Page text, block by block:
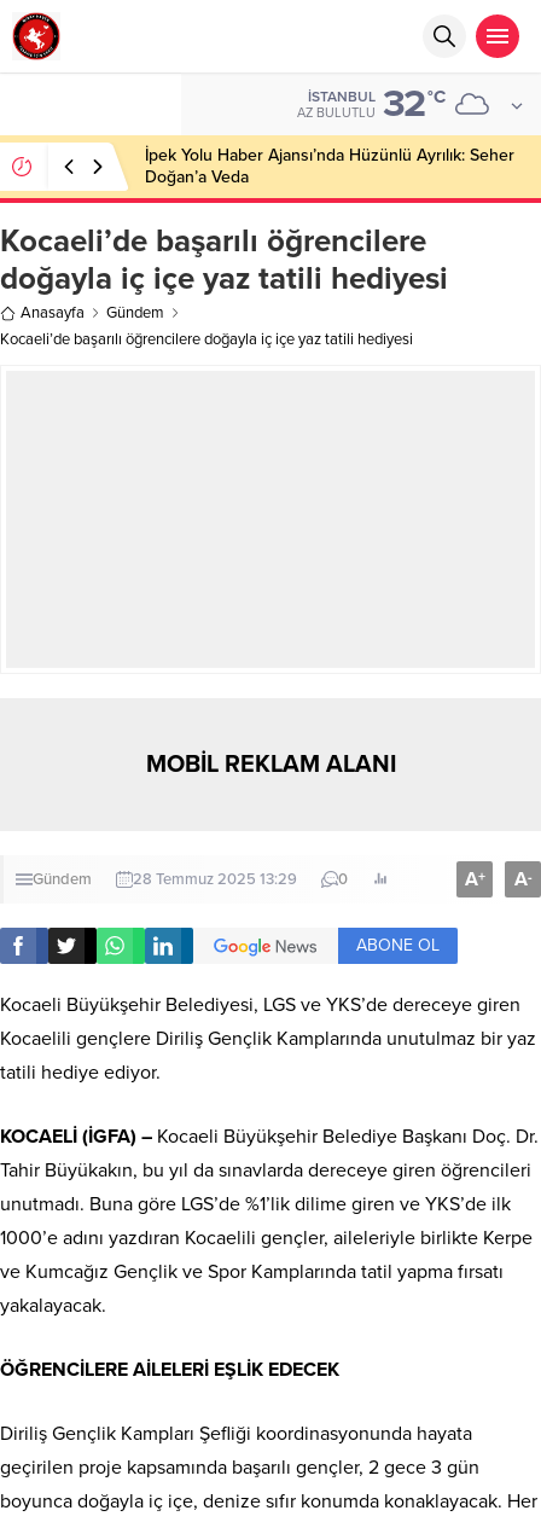
İSTANBUL
AZ BULUTLU 32°C
İpek Yolu Haber Ajansı’nda Hüzünlü Ayrılık: Seher
Doğan’a Veda
Kocaeli’de başarılı öğrencilere
doğayla iç içe yaz tatili hediyesi
Anasayfa
Gündem
Kocaeli’de başarılı öğrencilere doğayla iç içe yaz tatili hediyesi
MOBİL REKLAM ALANI
Gündem 28 Temmuz 2025 13:29 0 A+ A-
ABONE OL
Kocaeli Büyükşehir Belediyesi, LGS ve YKS’de dereceye giren
Kocaelili gençlere Diriliş Gençlik Kamplarında unutulmaz bir yaz
tatili hediye ediyor.
KOCAELİ (İGFA) – Kocaeli Büyükşehir Belediye Başkanı Doç. Dr.
Tahir Büyükakın, bu yıl da sınavlarda dereceye giren öğrencileri
unutmadı. Buna göre LGS’de %1’lik dilime giren ve YKS’de ilk
1000’e adını yazdıran Kocaelili gençler, aileleriyle birlikte Kerpe
ve Kumcağız Gençlik ve Spor Kamplarında tatil yapma fırsatı
yakalayacak.
ÖĞRENCİLERE AİLELERİ EŞLİK EDECEK
Diriliş Gençlik Kampları Şefliği koordinasyonunda hayata
geçirilen proje kapsamında başarılı gençler, 2 gece 3 gün
boyunca doğayla iç içe, denize sıfır konumda konaklayacak. Her